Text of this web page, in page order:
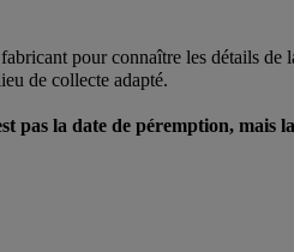
pour connaître les détails de
de collecte adapté.
pas la date de péremption, mais